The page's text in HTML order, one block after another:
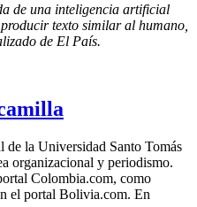
de una inteligencia artificial
texto similar al humano,
de El País.
de la Universidad Santo Tomás
organizacional y periodismo.
Colombia.com, como
el portal Bolivia.com. En